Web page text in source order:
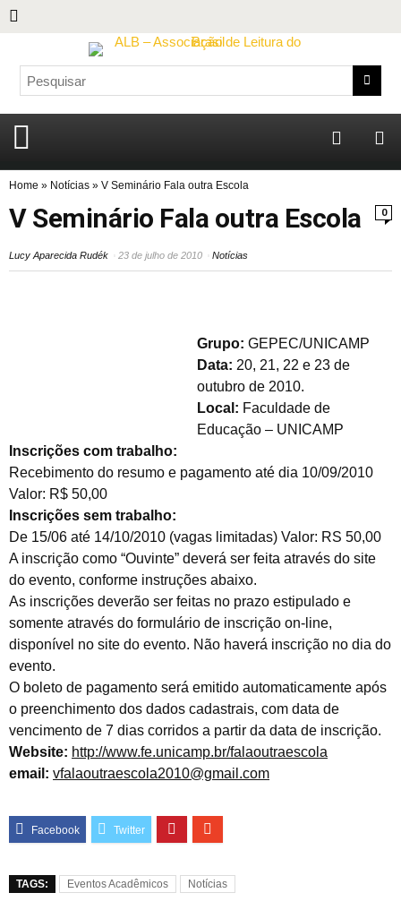
Home » Notícias » V Seminário Fala outra Escola
0
V Seminário Fala outra Escola
Lucy Aparecida Rudék 23 de julho de 2010 Notícias
Grupo: GEPEC/UNICAMP
Data: 20, 21, 22 e 23 de
outubro de 2010.
Local: Faculdade de
Educação – UNICAMP
Inscrições com trabalho:
Recebimento do resumo e pagamento até dia 10/09/2010
Valor: R$ 50,00
Inscrições sem trabalho:
De 15/06 até 14/10/2010 (vagas limitadas) Valor: RS 50,00
A inscrição como “Ouvinte” deverá ser feita através do site
do evento, conforme instruções abaixo.
As inscrições deverão ser feitas no prazo estipulado e
somente através do formulário de inscrição on-line,
disponível no site do evento. Não haverá inscrição no dia do
evento.
O boleto de pagamento será emitido automaticamente após
o preenchimento dos dados cadastrais, com data de
vencimento de 7 dias corridos a partir da data de inscrição.
Website: http://www.fe.unicamp.br/falaoutraescola
email: vfalaoutraescola2010@gmail.com
TAGS: Eventos Acadêmicos Notícias